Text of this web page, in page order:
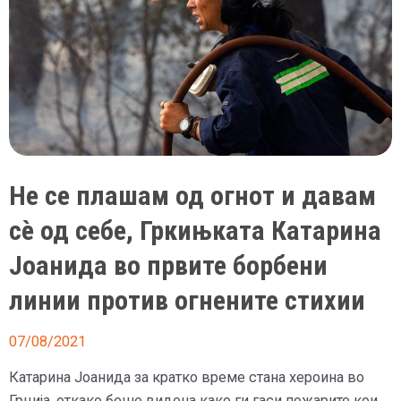
Не се плашам од огнот и давам
сè од себе, Гркињката Катарина
Јоанида во првите борбени
линии против огнените стихии
07/08/2021
Катарина Јоанида за кратко време стана хероина во